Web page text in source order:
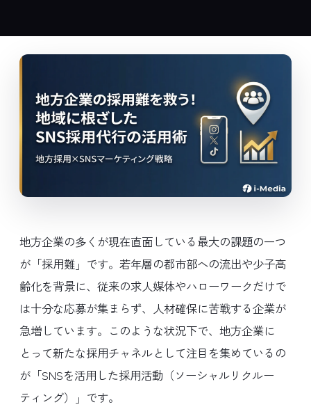
地方企業の多くが現在直面している最大の課題の一つ
が「採用難」です。若年層の都市部への流出や少子高
齢化を背景に、従来の求人媒体やハローワークだけで
は十分な応募が集まらず、人材確保に苦戦する企業が
急増しています。このような状況下で、地方企業に
とって新たな採用チャネルとして注目を集めているの
が「SNSを活用した採用活動（ソーシャルリクルー
ティング）」です。